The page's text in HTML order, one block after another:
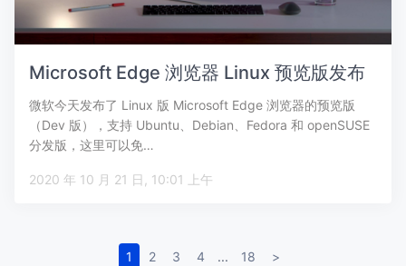
Microsoft Edge 浏览器 Linux 预览版发布
微软今天发布了 Linux 版 Microsoft Edge 浏览器的预览版
（Dev 版），支持 Ubuntu、Debian、Fedora 和 openSUSE
分发版，这里可以免…
2020 年 10 月 21 日, 10:01 上午
1 2 3 4 ... 18 >